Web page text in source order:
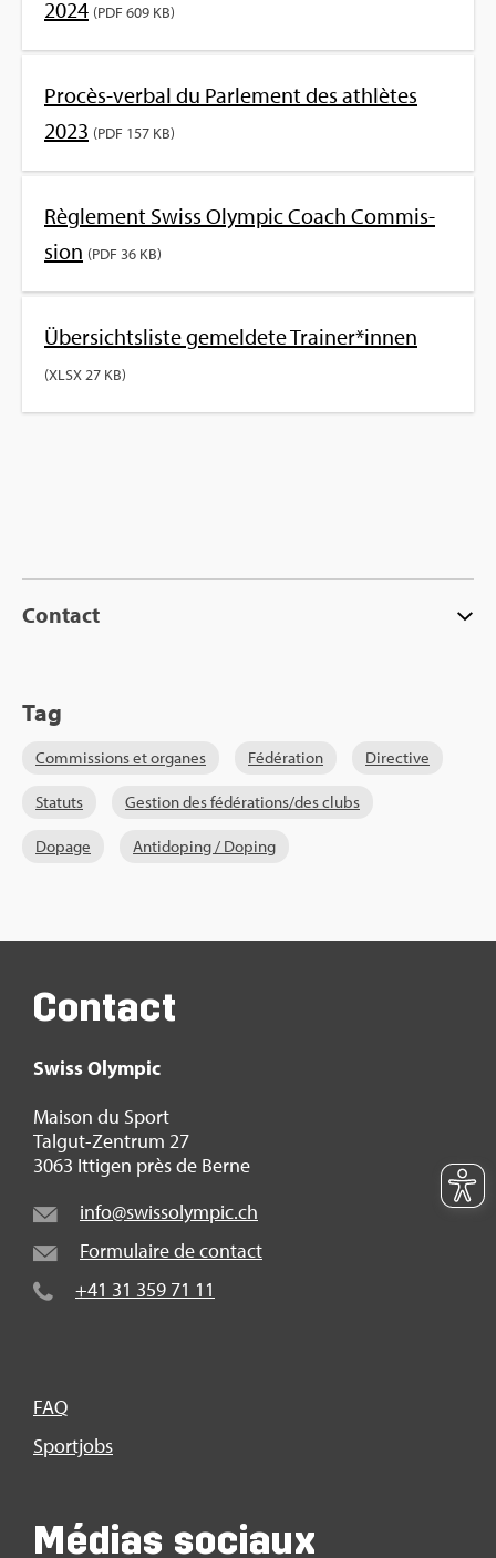
Contact
Tag
Com­mis­sions et organes Fédé­ra­tion Direc­tive
Sta­tuts Ges­tion des fédé­ra­tions/des clubs
Dopage Anti­do­ping / Doping
2024 (PDF 609 KB)
Pro­cès-ver­bal du Par­le­ment des ath­lètes
2023 (PDF 157 KB)
Règle­ment Swiss Olym­pic Coach Com­mis­
sion (PDF 36 KB)
Über­sichts­liste gemel­dete Trai­ner*innen
(XLSX 27 KB)
Contact
Swiss Olym­pic
Mai­son du Sport
Tal­gut-Zen­trum 27
3063 Itti­gen près de Berne
info@​swi​ssol​ympi​c.​ch
For­mu­laire de contact
+41 31 359 71 11
FAQ
Sport­jobs
Médias sociaux